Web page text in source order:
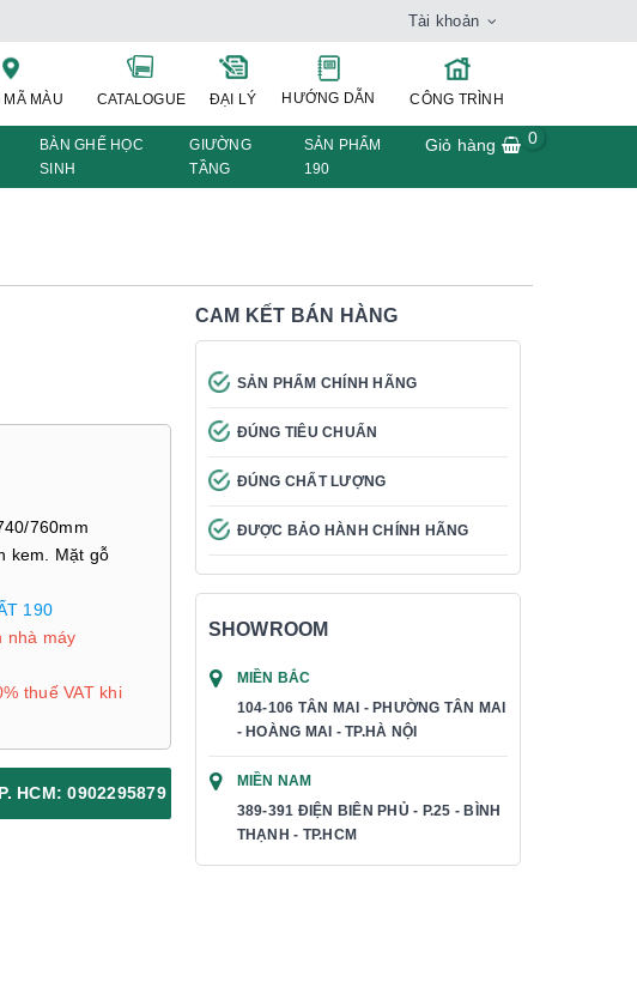
Tài khoản
MÃ MÀU CATALOGUE ĐẠI LÝ HƯỚNG DẪN CÔNG TRÌNH
BÀN GHẾ HỌC
SINH
GIƯỜNG
TẦNG
SẢN PHẨM
190
Giỏ hàng 0
760mm
kem. Mặt gỗ
190
nhà máy
thuế VAT khi
HCM: 0902295879
CAM KẾT BÁN HÀNG
SẢN PHẨM CHÍNH HÃNG
ĐÚNG TIÊU CHUẨN
ĐÚNG CHẤT LƯỢNG
ĐƯỢC BẢO HÀNH CHÍNH HÃNG
SHOWROOM
MIỀN BẮC
104-106 TÂN MAI - PHƯỜNG TÂN MAI
- HOÀNG MAI - TP.HÀ NỘI
MIỀN NAM
389-391 ĐIỆN BIÊN PHỦ - P.25 - BÌNH
THẠNH - TP.HCM